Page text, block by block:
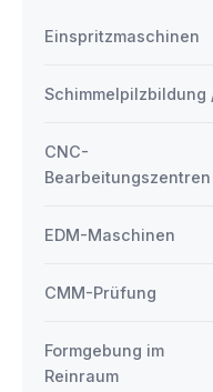
Einspritzmaschinen
Schimmelpilzbildung
CNC-
Bearbeitungszentren
EDM-Maschinen
CMM-Prüfung
Formgebung im
Reinraum